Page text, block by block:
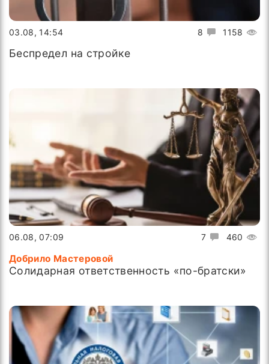
8 1158
03.08, 14:54
Беспредел на стройке
7 460
06.08, 07:09
Добрило Мастеровой
Солидарная ответственность «по-братски»